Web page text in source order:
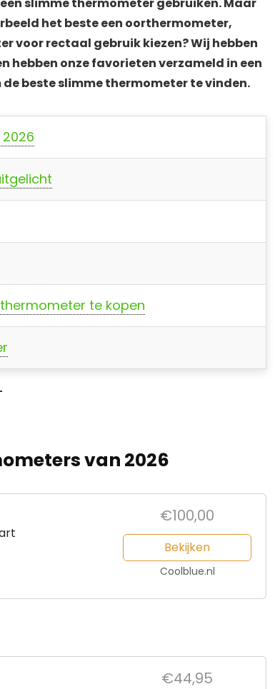
slimme thermometer gebruiken. Maar
het beste een oorthermometer,
voor rectaal gebruik kiezen? Wij hebben
hebben onze favorieten verzameld in een
de beste slimme thermometer te vinden.
te kopen
van 2026
€100,00
Bekijken
Coolblue.nl
€44,95